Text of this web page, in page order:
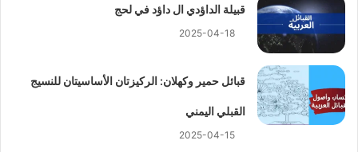
قبيلة الداؤدي ال داؤد في لحج
2025-04-18
قبائل حمير وكهلان: الركيزتان الأساسيتان للنسيج
القبلي اليمني
2025-04-15